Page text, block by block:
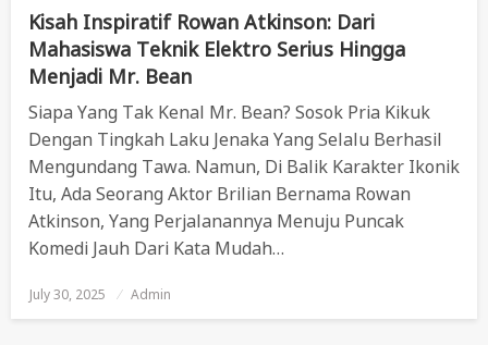
Kisah Inspiratif Rowan Atkinson: Dari
Mahasiswa Teknik Elektro Serius Hingga
Menjadi Mr. Bean
Siapa Yang Tak Kenal Mr. Bean? Sosok Pria Kikuk
Dengan Tingkah Laku Jenaka Yang Selalu Berhasil
Mengundang Tawa. Namun, Di Balik Karakter Ikonik
Itu, Ada Seorang Aktor Brilian Bernama Rowan
Atkinson, Yang Perjalanannya Menuju Puncak
Komedi Jauh Dari Kata Mudah…
Posted
On
July 30, 2025 Admin